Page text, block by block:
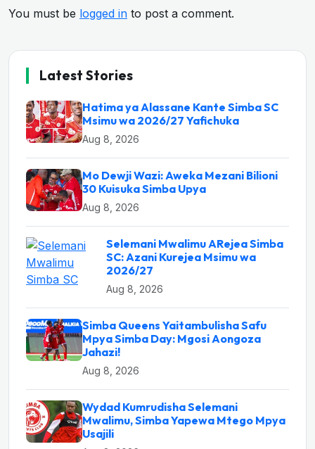
You must be logged in to post a comment.
Latest Stories
Hatima ya Alassane Kante Simba SC
Msimu wa 2026/27 Yafichuka
Aug 8, 2026
Mo Dewji Wazi: Aweka Mezani Bilioni
30 Kuisuka Simba Upya
Aug 8, 2026
Selemani Mwalimu ARejea Simba
SC: Azani Kurejea Msimu wa
2026/27
Aug 8, 2026
Simba Queens Yaitambulisha Safu
Mpya Simba Day: Mgosi Aongoza
Jahazi!
Aug 8, 2026
Wydad Kumrudisha Selemani
Mwalimu, Simba Yapewa Mtego Mpya
Usajili